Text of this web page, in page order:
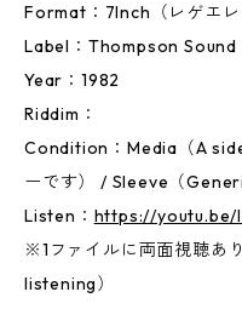
Format：7Inch（レゲエレ
Label：Thompson Sound
Year：1982
Riddim：
Condition：Media（A
ーです） / Sleeve（
Listen： https://youtu.be/
※1ファイルに両面視聴あ
listening）